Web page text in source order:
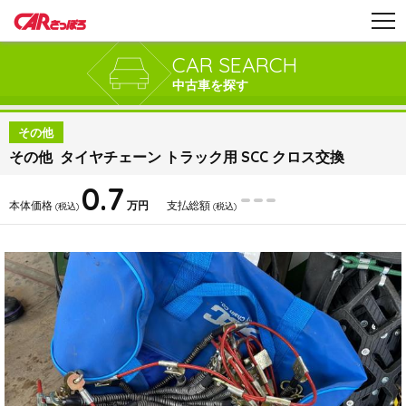
CAR SEARCH
中古車を探す
その他
その他 タイヤチェーン トラック用 SCC クロス交換
本体価格 (税込) 0.7 万円 支払総額 (税込) ---